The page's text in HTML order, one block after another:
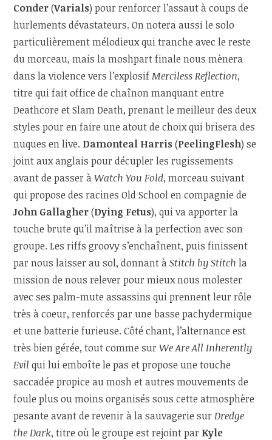
Conder(Varials) pour renforcer l’assaut à coups de
hurlements dévastateurs. On notera aussi le solo
particulièrement mélodieux qui tranche avec le reste
du morceau, mais la moshpart finale nous mènera
dans la violence vers l’explosifMerciless Reflection,
titre qui fait office de chaînon manquant entre
Deathcore et Slam Death, prenant le meilleur des deux
styles pour en faire une atout de choix qui brisera des
nuques en live. Damonteal Harris(PeelingFlesh) se
joint aux anglais pour décupler les rugissements
avant de passer àWatch You Fold, morceau suivant
qui propose des racines Old School en compagnie de
John Gallagher(Dying Fetus), qui va apporter la
touche brute qu’il maîtrise à la perfection avec son
groupe. Les riffs groovy s’enchaînent, puis finissent
par nous laisser au sol, donnant àStitch by Stitch la
mission de nous relever pour mieux nous molester
avec ses palm-mute assassins qui prennent leur rôle
très à coeur, renforcés par une basse pachydermique
et une batterie furieuse. Côté chant, l’alternance est
très bien gérée, tout comme surWe Are All Inherently
Evil qui lui emboîte le pas et propose une touche
saccadée propice au mosh et autres mouvements de
foule plus ou moins organisés sous cette atmosphère
pesante avant de revenir à la sauvagerie surDredge
the Dark, titre où le groupe est rejoint par Kyle